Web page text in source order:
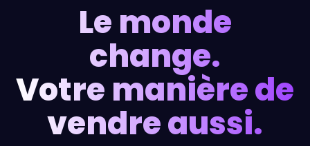
Le monde
change.
Votre manière de
vendre aussi.